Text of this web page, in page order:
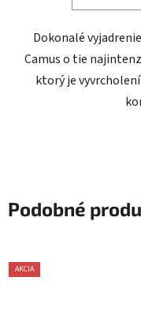
Dokonalé
Camus o tie
ktorý je
Podobné
AKCIA